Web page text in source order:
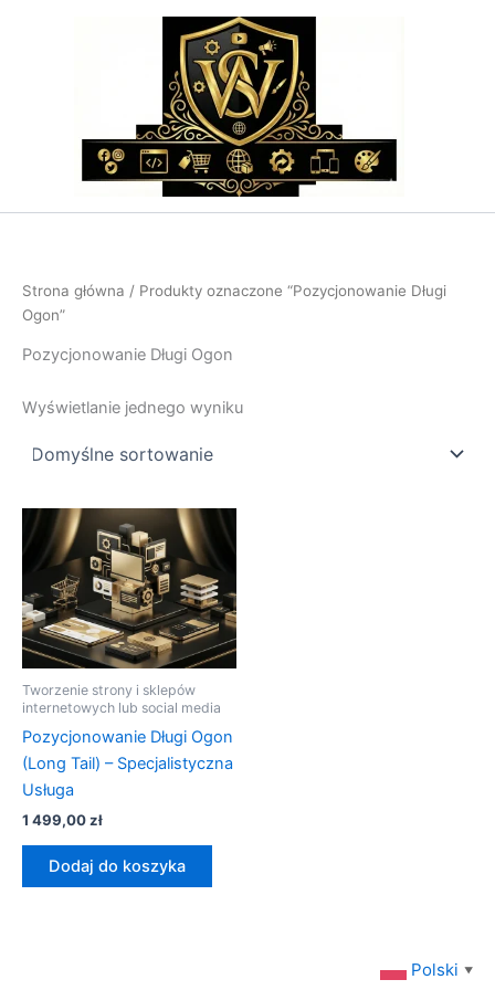
Strona główna / Produkty oznaczone “Pozycjonowanie Długi
Ogon”
Pozycjonowanie Długi Ogon
Wyświetlanie jednego wyniku
Tworzenie strony i sklepów
internetowych lub social media
Pozycjonowanie Długi Ogon
(Long Tail) – Specjalistyczna
Usługa
1 499,00zł
Dodaj do koszyka
Polski ▼